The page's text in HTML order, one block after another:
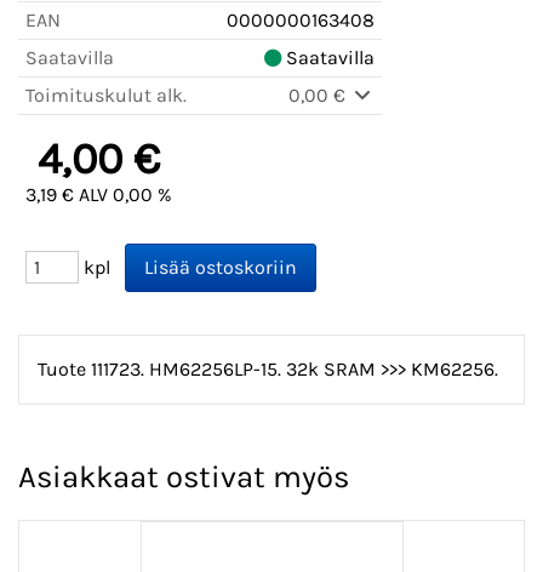
EAN
0000000163408
Saatavilla
Saatavilla
Toimituskulut alk.
0,00 €
4,00 €
3,19 € ALV 0,00 %
kpl
Tuote 111723. HM62256LP-15. 32k SRAM >>> KM62256.
Asiakkaat ostivat myös